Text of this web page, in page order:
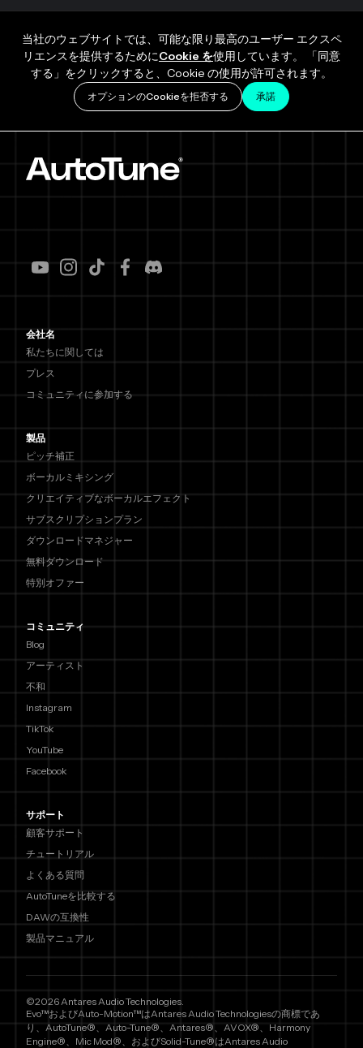
当社のウェブサイトでは、可能な限り最高のユーザー エクスペ
リエンスを提供するためにCookie を使用しています。 「同意
する」をクリックすると、Cookie の使用が許可されます。
オプションのCookieを拒否する 承諾
会社名
私たちに関しては
プレス
コミュニティに参加する
製品
ピッチ補正
ボーカルミキシング
クリエイティブなボーカルエフェクト
サブスクリプションプラン
ダウンロードマネジャー
無料ダウンロード
特別オファー
コミュニティ
Blog
アーティスト
不和
Instagram
TikTok
YouTube
Facebook
サポート
顧客サポート
チュートリアル
よくある質問
AutoTuneを比較する
DAWの互換性
製品マニュアル
©2026 Antares Audio Technologies.
Evo™およびAuto-Motion™はAntares Audio Technologiesの商標であ
り、AutoTune®、Auto-Tune®、Antares®、AVOX®、Harmony
Engine®、Mic Mod®、およびSolid-Tune®はAntares Audio